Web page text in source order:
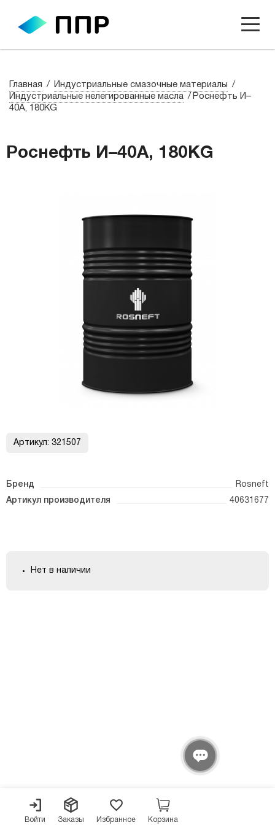
Войти Заказы Избранное Корзина
Главная
Индустриальные смазочные материалы
Индустриальные нелегированные масла
Роснефть И–
40А, 180KG
Роснефть И–40А, 180KG
Артикул: 321507
Бренд
Rosneft
Артикул производителя
40631677
Нет в наличии